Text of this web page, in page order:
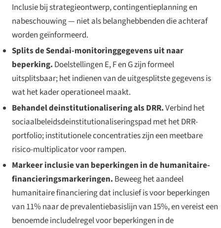
Inclusie bij strategieontwerp, contingentieplanning en
nabeschouwing — niet als belanghebbenden die achteraf
worden geïnformeerd.
Splits de Sendai-monitoringgegevens uit naar
beperking. Doelstellingen E, F en G zijn formeel
uitsplitsbaar; het indienen van de uitgesplitste gegevens is
wat het kader operationeel maakt.
Behandel deinstitutionalisering als DRR.Verbind het
sociaalbeleidsdeinstitutionaliseringspad met het DRR-
portfolio; institutionele concentraties zijn een meetbare
risico-multiplicator voor rampen.
Markeer inclusie van beperkingen in de humanitaire-
financieringsmarkeringen. Beweeg het aandeel
humanitaire financiering dat inclusief is voor beperkingen
van 11% naar de prevalentiebasislijn van 15%, en vereist een
benoemde includelregel voor beperkingen in de